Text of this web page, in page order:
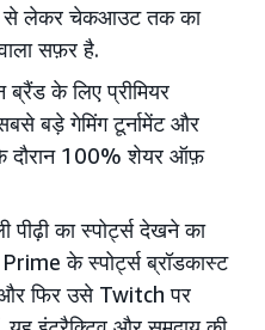
से लेकर चेकआउट तक का
सफ़र है.
के लिए प्रीमियर
बड़े गेमिंग टूर्नामेंट और
के दौरान 100% शेयर ऑफ़
का स्पोर्ट्स देखने का
के स्पोर्ट्स ब्रॉडकास्ट
फिर उसे Twitch पर